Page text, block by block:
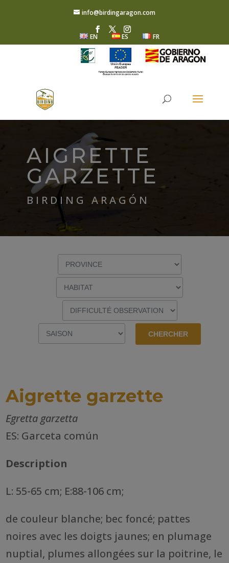
info@birdingaragon.com
EN ES FR
AIGRETTE
GARZETTE
BIRDING ARAGÓN
Aigrette garzette
Egretta garzetta
ES: Garceta común
Description
L: 55-65 cm; E:88-106 cm;
de couleur blanche; bec foncé; pattes
noires avec les doigts jaunes; en plumage
nuptial, plumes allongées sur la poitrine, le